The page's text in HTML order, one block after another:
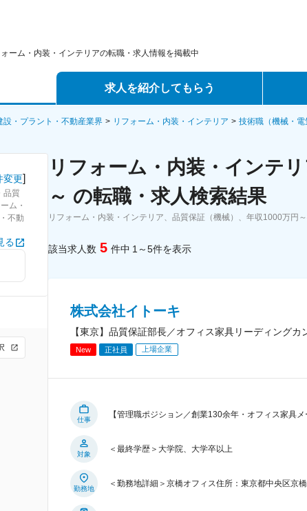
ォーム・内装・インテリアの転職・求人情報を掲載中
求人を紹介してもらう
エージェントサービス
パートナーエージェントサービス
転職
デー
転職
設・プラント・不動産業界 リフォーム・内装・インテリア 技術職（機械・電
変更]
品質
ム・
不動
る
リフォーム・内装・インテ
～ の転職・求人検索結果
リフォーム・内装・インテリア、品質保証（機械）、年収1000万円
該当求人数 5 件中 1～5件を表示
株式会社イトーキ
【東京】品質保証部長／オフィス家具リーディング
New 正社員 上場企業
仕事
【管理職ポジション／創業130余年・オフィス家具
対象
＜最終学歴＞大学院、大学卒以上
勤務地
＜勤務地詳細＞京橋オフィス住所：東京都中央区京